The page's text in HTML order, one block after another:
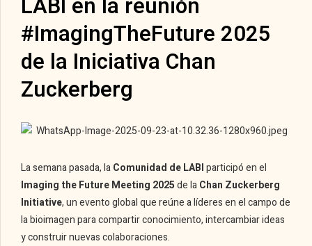
LABI en la reunión
#ImagingTheFuture 2025
de la Iniciativa Chan
Zuckerberg
La semana pasada, laComunidad de LABIparticipó en el
Imaging the Future Meeting 2025de laChan Zuckerberg
Initiative, un evento global que reúne a líderes en el campo de
la bioimagen para compartir conocimiento, intercambiar ideas
y construir nuevas colaboraciones.